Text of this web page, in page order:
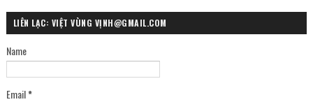
LIÊN LẠC: VIỆT VÙNG VỊNH@GMAIL.COM
Name
Email*